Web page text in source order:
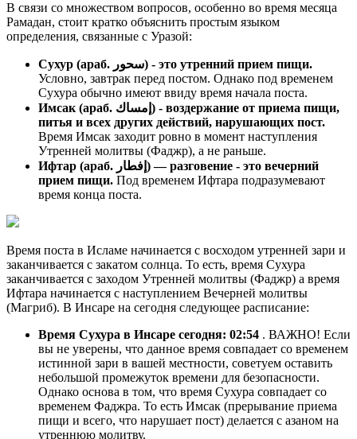
В связи со множеством вопросов, особенно во время месяца
Рамадан, стоит кратко объяснить простым языком
определения, связанные с Уразой:
Сухур (араб. سحور) - это утренний прием пищи.
Условно, завтрак перед постом. Однако под временем
Сухура обычно имеют ввиду время начала поста.
Имсак (араб. إمساك) - воздержание от приема пищи,
питья и всех других действий, нарушающих пост.
Время Имсак заходит ровно в момент наступления
Утренней молитвы (Фаджр), а не раньше.
Ифтар (араб. إفطار) — разговение - это вечерний
прием пищи. Под временем Ифтара подразумевают
время конца поста.
Время поста в Исламе начинается с восходом утренней зари и
заканчивается с закатом солнца. То есть, время Сухура
заканчивается с заходом Утренней молитвы (Фаджр) а время
Ифтара начинается с наступлением Вечерней молитвы
(Магриб). В Инсаре на сегодня следующее расписание:
Время Сухура в Инсаре сегодня: 02:54 . ВАЖНО! Если
вы не уверены, что данное время совпадает со временем
истинной зари в вашей местности, советуем оставить
небольшой промежуток времени для безопасности.
Однако основа в том, что время Сухура совпадает со
временем Фаджра. То есть Имсак (прерывание приема
пищи и всего, что нарушает пост) делается с азаном на
утреннюю молитву.